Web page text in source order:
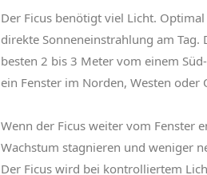
Der Ficus benötigt viel Licht.
direkte Sonneneinstrahlung am Tag.
besten 2 bis 3 Meter vom einem
ein Fenster im Norden, Westen oder
Wenn der Ficus weiter vom Fenster
Wachstum stagnieren und weniger
Der Ficus wird bei kontrolliertem